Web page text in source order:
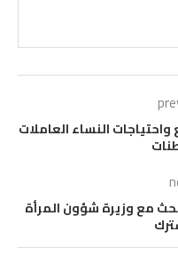
النساء العاملات
مع وزيرة شؤون المرأة